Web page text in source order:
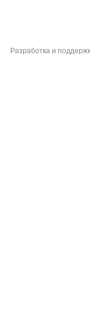
Разработка и